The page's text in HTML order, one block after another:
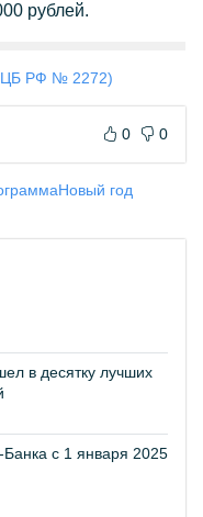
рублей.
РФ № 2272)
0 0
Новый год
в десятку лучших
Банка с 1 января 2025